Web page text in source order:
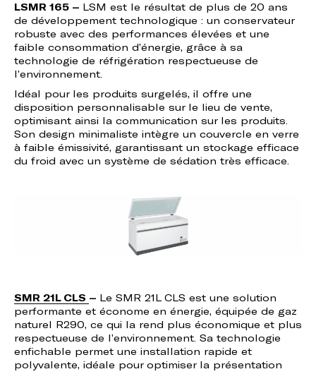
LSMR 165 – LSM est le résultat de plus de 20 ans
de développement technologique : un conservateur
robuste avec des performances élevées et une
faible consommation d’énergie, grâce à sa
technologie de réfrigération respectueuse de
l’environnement.
Idéal pour les produits surgelés, il offre une
disposition personnalisable sur le lieu de vente,
optimisant ainsi la communication sur les produits.
Son design minimaliste intègre un couvercle en verre
à faible émissivité, garantissant un stockage efficace
du froid avec un système de sédation très efficace.
SMR 21L CLS – Le SMR 21L CLS est une solution
performante et économe en énergie, équipée de gaz
naturel R290, ce qui la rend plus économique et plus
respectueuse de l’environnement. Sa technologie
enfichable permet une installation rapide et
polyvalente, idéale pour optimiser la présentation